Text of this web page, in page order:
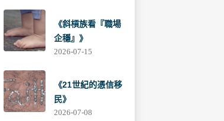
《斜槓族看『職場
企穩』》
2026-07-15
《21世紀的憑信移
民》
2026-07-08